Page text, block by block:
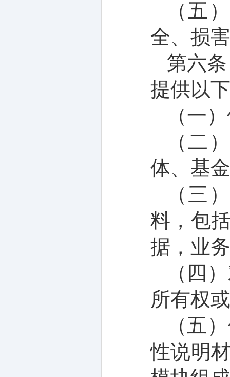
（五
全、损
第六条
提供以
（一）
（二
体、基
（ 三
料 ， 包
据， 业
（ 四 ）
所有权
（五
性说明